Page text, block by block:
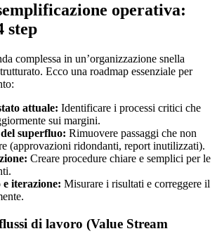
operativa:
step
complessa in un’organizzazione snella
Ecco una roadmap essenziale per
attuale: Identificare i processi critici che
sui margini.
superfluo: Rimuovere passaggi che non
(approvazioni ridondanti, report inutilizzati).
Creare procedure chiare e semplici per le
iterazione: Misurare i risultati e correggere il
di lavoro (Value Stream